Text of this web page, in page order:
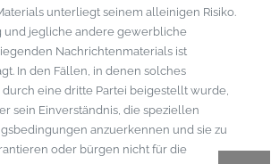
unterliegt seinem alleinigen Risiko.
und jegliche andere gewerbliche
Nachrichtenmaterials ist
In den Fällen, in denen solches
eine dritte Partei beigestellt wurde,
sein Einverständnis, die speziellen
anzuerkennen und sie zu
oder bürgen nicht für die